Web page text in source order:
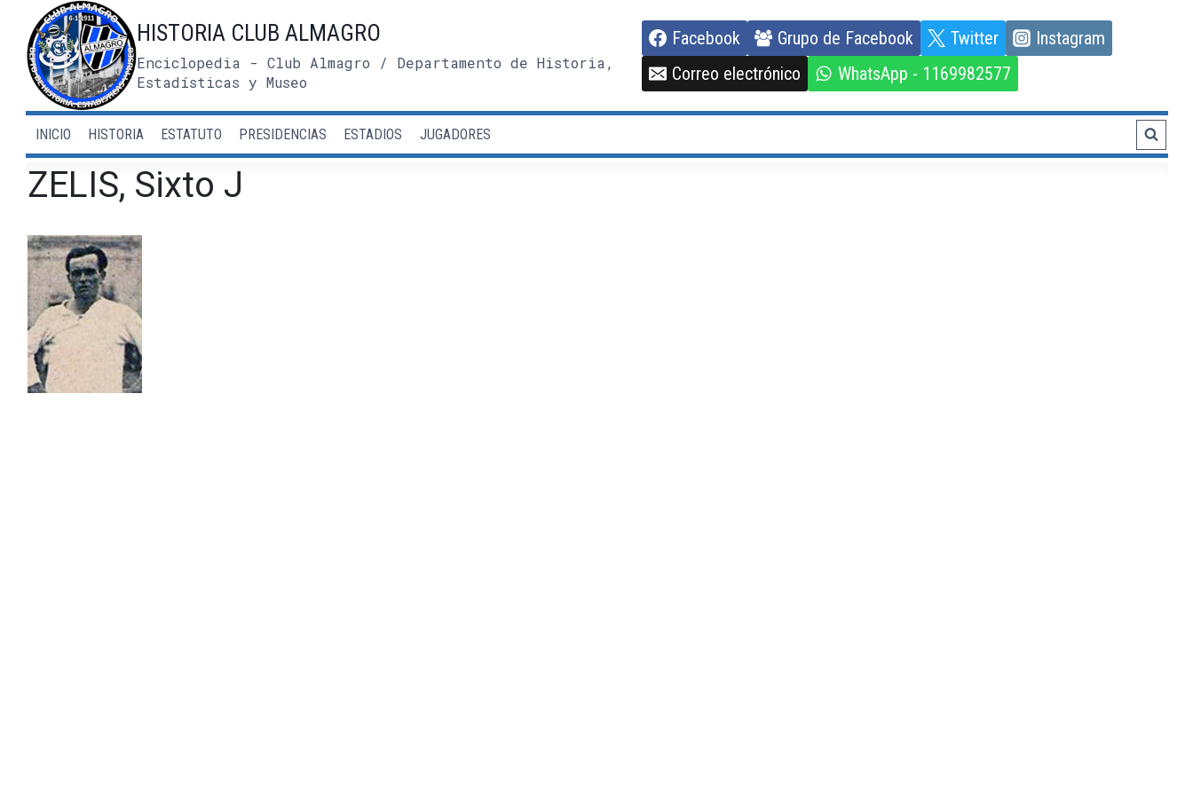
contenido
HISTORIA CLUB ALMAGRO
Enciclopedia - Club Almagro / Departamento de Historia,
Estadísticas y Museo
Facebook Grupo de Facebook Twitter
Instagram
Correo electrónico
WhatsApp - 1169982577
INICIO HISTORIA ESTATUTO PRESIDENCIAS ESTADIOS JUGADORES
ZELIS, Sixto J